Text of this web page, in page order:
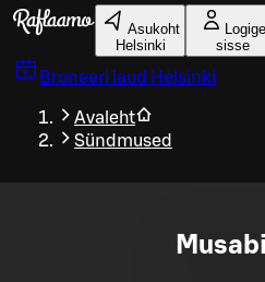
Liigu peamise sisu juurde
Asukoht
Helsinki
Logige
sisse
Broneeri laud Helsinki
Avaleht
Sündmused